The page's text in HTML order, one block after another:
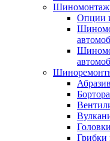
Опции
Грибки